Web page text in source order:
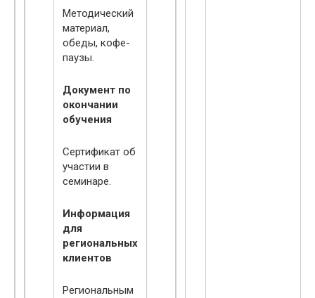
Методический
материал,
обеды, кофе-
паузы.
Документ по
окончании
обучения
Сертификат об
участии в
семинаре.
Информация
для
региональных
клиентов
Региональным